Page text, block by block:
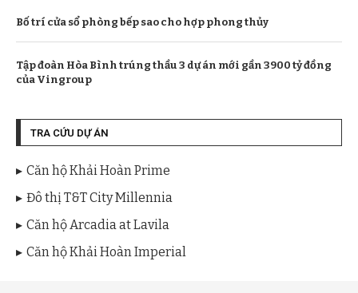
Bố trí cửa sổ phòng bếp sao cho hợp phong thủy
Tập đoàn Hòa Bình trúng thầu 3 dự án mới gần 3900 tỷ đồng
của Vingroup
TRA CỨU DỰ ÁN
Căn hộ Khải Hoàn Prime
Đô thị T&T City Millennia
Căn hộ Arcadia at Lavila
Căn hộ Khải Hoàn Imperial